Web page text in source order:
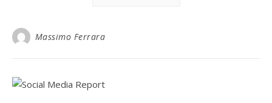
Massimo Ferrara